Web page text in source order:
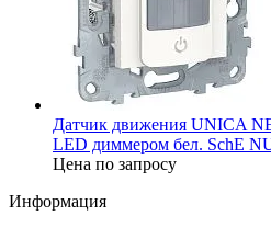
Датчик движения UNICA
LED диммером бел. SchE
Цена по запросу
Информация